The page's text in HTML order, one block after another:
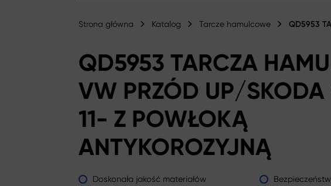
Strona główna Katalog Tarcze hamulcowe QD5953
QD5953 TARCZA
VW PRZÓD UP/
11- Z POWŁOKĄ
ANTYKOROZYJNĄ
Doskonała jakość materiałów